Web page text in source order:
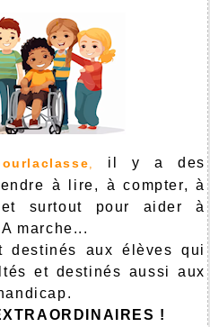
il y a des
à lire, à compter, à
surtout pour aider à
marche...
destinés aux élèves qui
et destinés aussi aux
!